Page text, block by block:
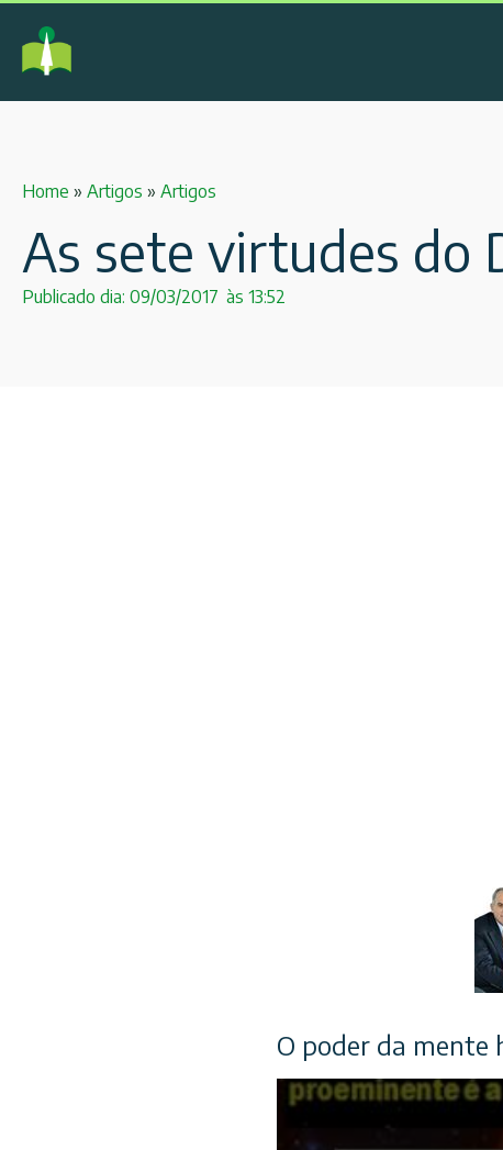
Home » Artigos » Artigos
As sete virtudes do
Publicado dia: 09/03/2017 às 13:52
O poder da mente